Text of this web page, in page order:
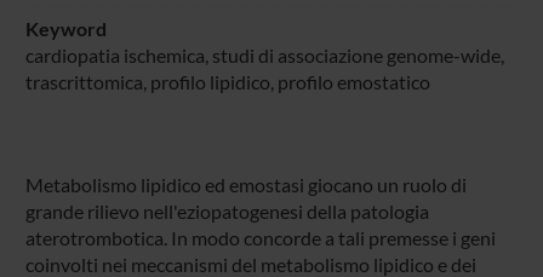
Keyword
cardiopatia ischemica, studi di associazione genome-wide,
trascrittomica, profilo lipidico, profilo emostatico
Metabolismo lipidico ed emostasi giocano un ruolo di
grande rilievo nell'eziopatogenesi della patologia
aterotrombotica. In modo concorde a tali premesse i geni
coinvolti nei meccanismi del metabolismo lipidico e dei